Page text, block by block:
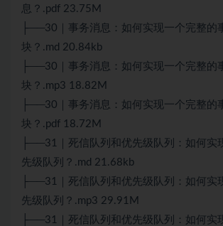
息？.pdf 23.75M
├──30｜事务消息：如何实现一个完整的
块？.md 20.84kb
├──30｜事务消息：如何实现一个完整的
块？.mp3 18.82M
├──30｜事务消息：如何实现一个完整的
块？.pdf 18.72M
├──31｜死信队列和优先级队列：如何实
先级队列？.md 21.68kb
├──31｜死信队列和优先级队列：如何实
先级队列？.mp3 29.91M
├──31｜死信队列和优先级队列：如何实